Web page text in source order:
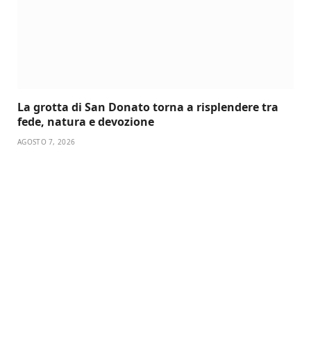
La grotta di San Donato torna a risplendere tra
fede, natura e devozione
AGOSTO 7, 2026